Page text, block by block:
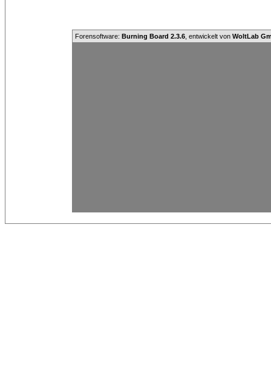
Forensoftware: Burning Board 2.3.6 , entwickelt von WoltLab